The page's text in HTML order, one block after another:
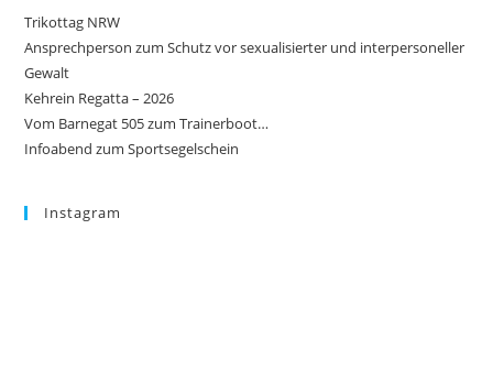
Trikottag NRW
Ansprechperson zum Schutz vor sexualisierter und interpersoneller
Gewalt
Kehrein Regatta – 2026
Vom Barnegat 505 zum Trainerboot…
Infoabend zum Sportsegelschein
Instagram